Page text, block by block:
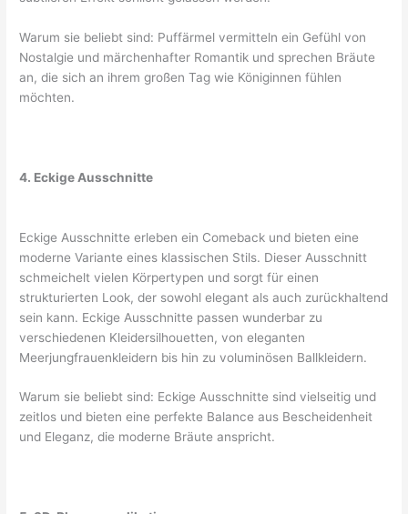
Warum sie beliebt sind: Puffärmel vermitteln ein Gefühl von
Nostalgie und märchenhafter Romantik und sprechen Bräute
an, die sich an ihrem großen Tag wie Königinnen fühlen
möchten.
4. Eckige Ausschnitte
Eckige Ausschnitte erleben ein Comeback und bieten eine
moderne Variante eines klassischen Stils. Dieser Ausschnitt
schmeichelt vielen Körpertypen und sorgt für einen
strukturierten Look, der sowohl elegant als auch zurückhaltend
sein kann. Eckige Ausschnitte passen wunderbar zu
verschiedenen Kleidersilhouetten, von eleganten
Meerjungfrauenkleidern bis hin zu voluminösen Ballkleidern.
Warum sie beliebt sind: Eckige Ausschnitte sind vielseitig und
zeitlos und bieten eine perfekte Balance aus Bescheidenheit
und Eleganz, die moderne Bräute anspricht.